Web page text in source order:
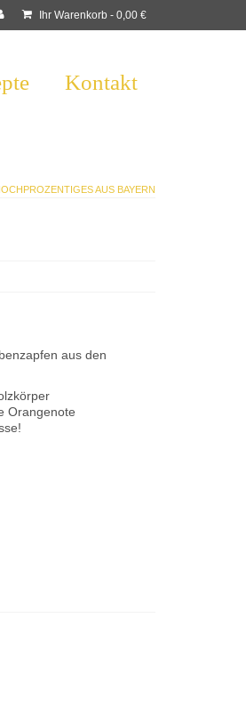
Ihr Warenkorb - 0,00 €
Kontakt
AUS BAYERN
aus den
Orangenote